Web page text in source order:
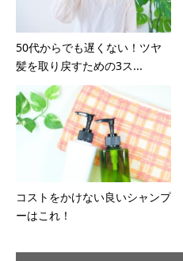
50代からでも遅くない！ツヤ
髪を取り戻すための3ス...
コストをかけない良いシャンプ
ーはこれ！